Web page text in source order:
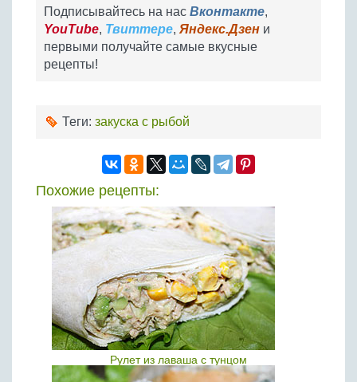
Подписывайтесь на нас Вконтакте,
YouTube, Твиттере, Яндекс.Дзен и
первыми получайте самые вкусные
рецепты!
Теги: закуска с рыбой
Похожие рецепты:
Рулет из лаваша с тунцом